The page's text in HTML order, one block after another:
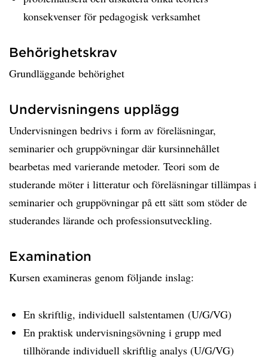
konsekvenser för pedagogisk verksamhet
Behörighetskrav
Grundläggande behörighet
Undervisningens upplägg
Undervisningen bedrivs i form av föreläsningar,
seminarier och gruppövningar där kursinnehållet
bearbetas med varierande metoder. Teori som de
studerande möter i litteratur och föreläsningar tillämpas i
seminarier och gruppövningar på ett sätt som stöder de
studerandes lärande och professionsutveckling.
Examination
Kursen examineras genom följande inslag: ​
En skriftlig, individuell salstentamen (U/G/VG)
En praktisk undervisningsövning i grupp med
tillhörande individuell skriftlig analys (U/G/VG)